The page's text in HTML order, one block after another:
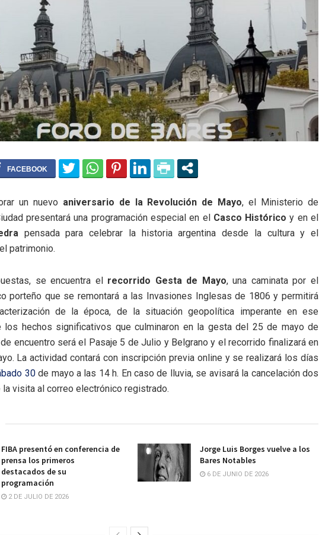
un nuevo aniversario de la Revolución de Mayo, el Ministerio de
presentará una programación especial en el Casco Histórico y en el
pensada para celebrar la historia argentina desde la cultura y el
patrimonio.
se encuentra el recorrido Gesta de Mayo, una caminata por el
porteño que se remontará a las Invasiones Inglesas de 1806 y permitirá
de la época, de la situación geopolítica imperante en ese
los hechos significativos que culminaron en la gesta del 25 de mayo de
encuentro será el Pasaje 5 de Julio y Belgrano y el recorrido finalizará en
La actividad contará con inscripción previa online y se realizará los días
30de mayo a las 14 h. En caso de lluvia, se avisará la cancelación dos
la visita al correo electrónico registrado.
FIBA presentó en conferencia de
prensa los primeros
destacados de su
programación
2 DE JULIO DE 2026
Jorge Luis Borges vuelve a los
Bares Notables
6 DE JUNIO DE 2026